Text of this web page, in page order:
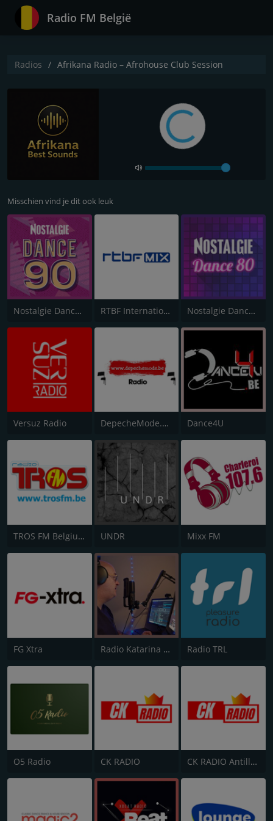
Radio FM België
Radios Afrikana Radio – Afrohouse Club Session
Misschien vind je dit ook leuk
Nostalgie Dance 90 RTBF International Nostalgie Dance 80
Versuz Radio DepecheMode.be Radio Dance4U
TROS FM Belgium UNDR Mixx FM
FG Xtra Radio Katarina Golden Oldies Station Radio TRL
O5 Radio CK RADIO CK RADIO Antilles Guyane